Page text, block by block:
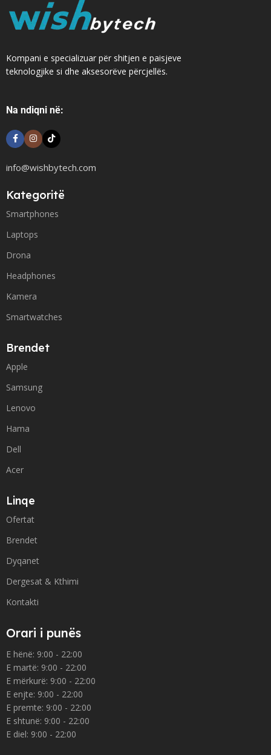
Kompani e specializuar për shitjen e paisjeve
teknologjike si dhe aksesorëve përcjellës.
Na ndiqni në:
info@wishbytech.com
Kategoritë
Smartphones
Laptops
Drona
Headphones
Kamera
Smartwatches
Brendet
Apple
Samsung
Lenovo
Hama
Dell
Acer
Linqe
Ofertat
Brendet
Dyqanet
Dergesat & Kthimi
Kontakti
Orari i punës
E hënë: 9:00 - 22:00
E martë: 9:00 - 22:00
E mërkurë: 9:00 - 22:00
E enjte: 9:00 - 22:00
E premte: 9:00 - 22:00
E shtunë: 9:00 - 22:00
E diel: 9:00 - 22:00